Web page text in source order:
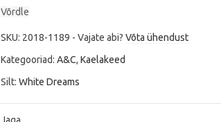
Võrdle
SKU: 2018-1189 -Vajate abi?Võta ühendust
Kategooriad:A&C,Kaelakeed
Silt:White Dreams